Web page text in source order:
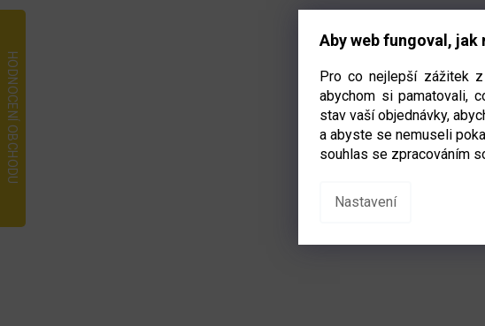
Aby web fungoval,
Pro co nejlepší zážitek z
abychom si pamatovali,
stav vaší objednávky,
a abyste se nemuseli
souhlas se zpracováním
Nastavení